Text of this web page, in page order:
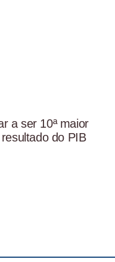
a ser 10ª maior
do PIB